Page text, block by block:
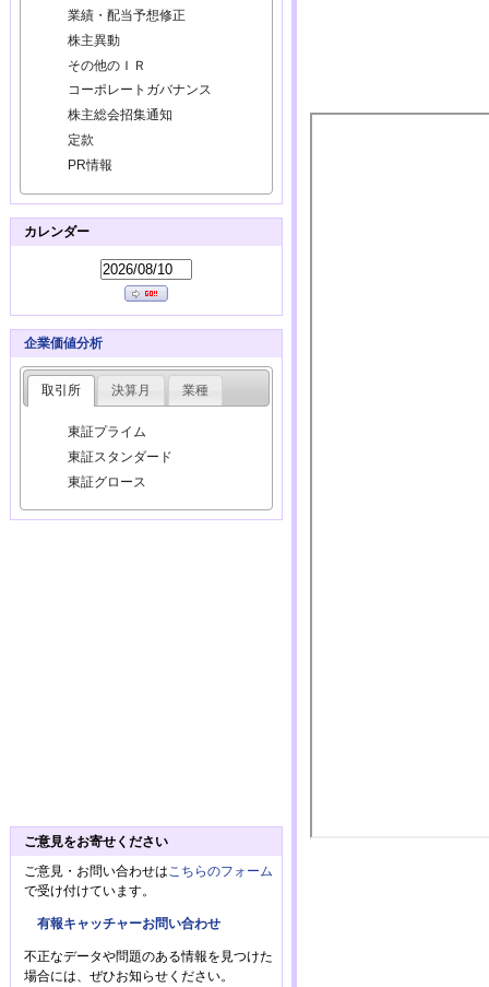
業績・配当予想修正
株主異動
その他のＩＲ
コーポレートガバナンス
株主総会招集通知
定款
PR情報
カレンダー
企業価値分析
取引所 決算月 業種
東証プライム
東証スタンダード
東証グロース
ご意見をお寄せください
ご意見・お問い合わせは こちらのフォーム
で受け付けています。
有報キャッチャーお問い合わせ
不正なデータや問題のある情報を見つけた
場合には、ぜひお知らせください。